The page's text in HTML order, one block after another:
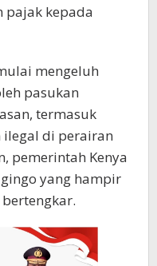
pajak kepada
mengeluh
pasukan
termasuk
di perairan
pemerintah Kenya
yang hampir